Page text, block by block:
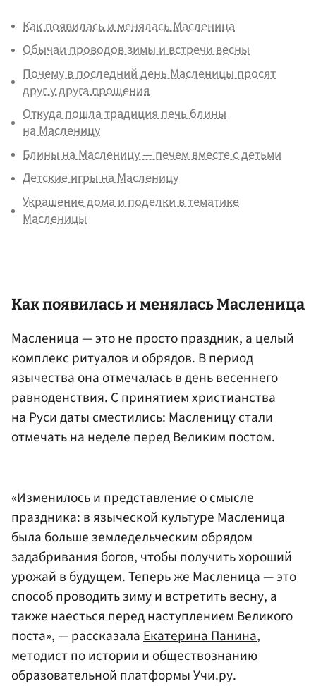
Как появилась и менялась Масленица
Обычаи проводов зимы и встречи весны
Почему в последний день Масленицы просят
друг у друга прощения
Откуда пошла традиция печь блины
на Масленицу
Блины на Масленицу — печем вместе с детьми
Детские игры на Масленицу
Украшение дома и поделки в тематике
Масленицы
Как появилась и менялась Масленица
Масленица — это не просто праздник, а целый
комплекс ритуалов и обрядов. В период
язычества она отмечалась в день весеннего
равноденствия. С принятием христианства
на Руси даты сместились: Масленицу стали
отмечать на неделе перед Великим постом.
«Изменилось и представление о смысле
праздника: в языческой культуре Масленица
была больше земледельческим обрядом
задабривания богов, чтобы получить хороший
урожай в будущем. Теперь же Масленица — это
способ проводить зиму и встретить весну, а
также наесться перед наступлением Великого
поста», — рассказалаЕкатерина Панина,
методист по истории и обществознанию
образовательной платформы Учи.ру.